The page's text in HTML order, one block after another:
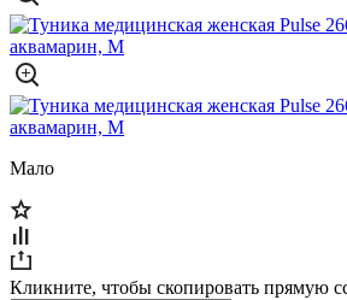
Мало
Кликните, чтобы скопировать прямую